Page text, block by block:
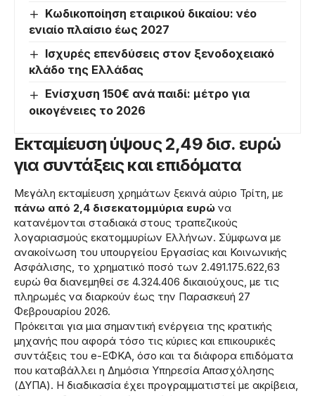
Κωδικοποίηση εταιρικού δικαίου: νέο
ενιαίο πλαίσιο έως 2027
Ισχυρές επενδύσεις στον ξενοδοχειακό
κλάδο της Ελλάδας
Ενίσχυση 150€ ανά παιδί: μέτρο για
οικογένειες το 2026
Εκταμίευση ύψους 2,49 δισ. ευρώ
για συντάξεις και επιδόματα
Μεγάλη εκταμίευση χρημάτων ξεκινά αύριο Τρίτη, με
πάνω από 2,4 δισεκατομμύρια ευρώ να
κατανέμονται σταδιακά στους τραπεζικούς
λογαριασμούς εκατομμυρίων Ελλήνων. Σύμφωνα με
ανακοίνωση του υπουργείου Εργασίας και Κοινωνικής
Ασφάλισης, το χρηματικό ποσό των 2.491.175.622,63
ευρώ θα διανεμηθεί σε 4.324.406 δικαιούχους, με τις
πληρωμές να διαρκούν έως την Παρασκευή 27
Φεβρουαρίου 2026.
Πρόκειται για μια σημαντική ενέργεια της κρατικής
μηχανής που αφορά τόσο τις κύριες και επικουρικές
συντάξεις του e-ΕΦΚΑ, όσο και τα διάφορα επιδόματα
που καταβάλλει η Δημόσια Υπηρεσία Απασχόλησης
(ΔΥΠΑ). Η διαδικασία έχει προγραμματιστεί με ακρίβεια,